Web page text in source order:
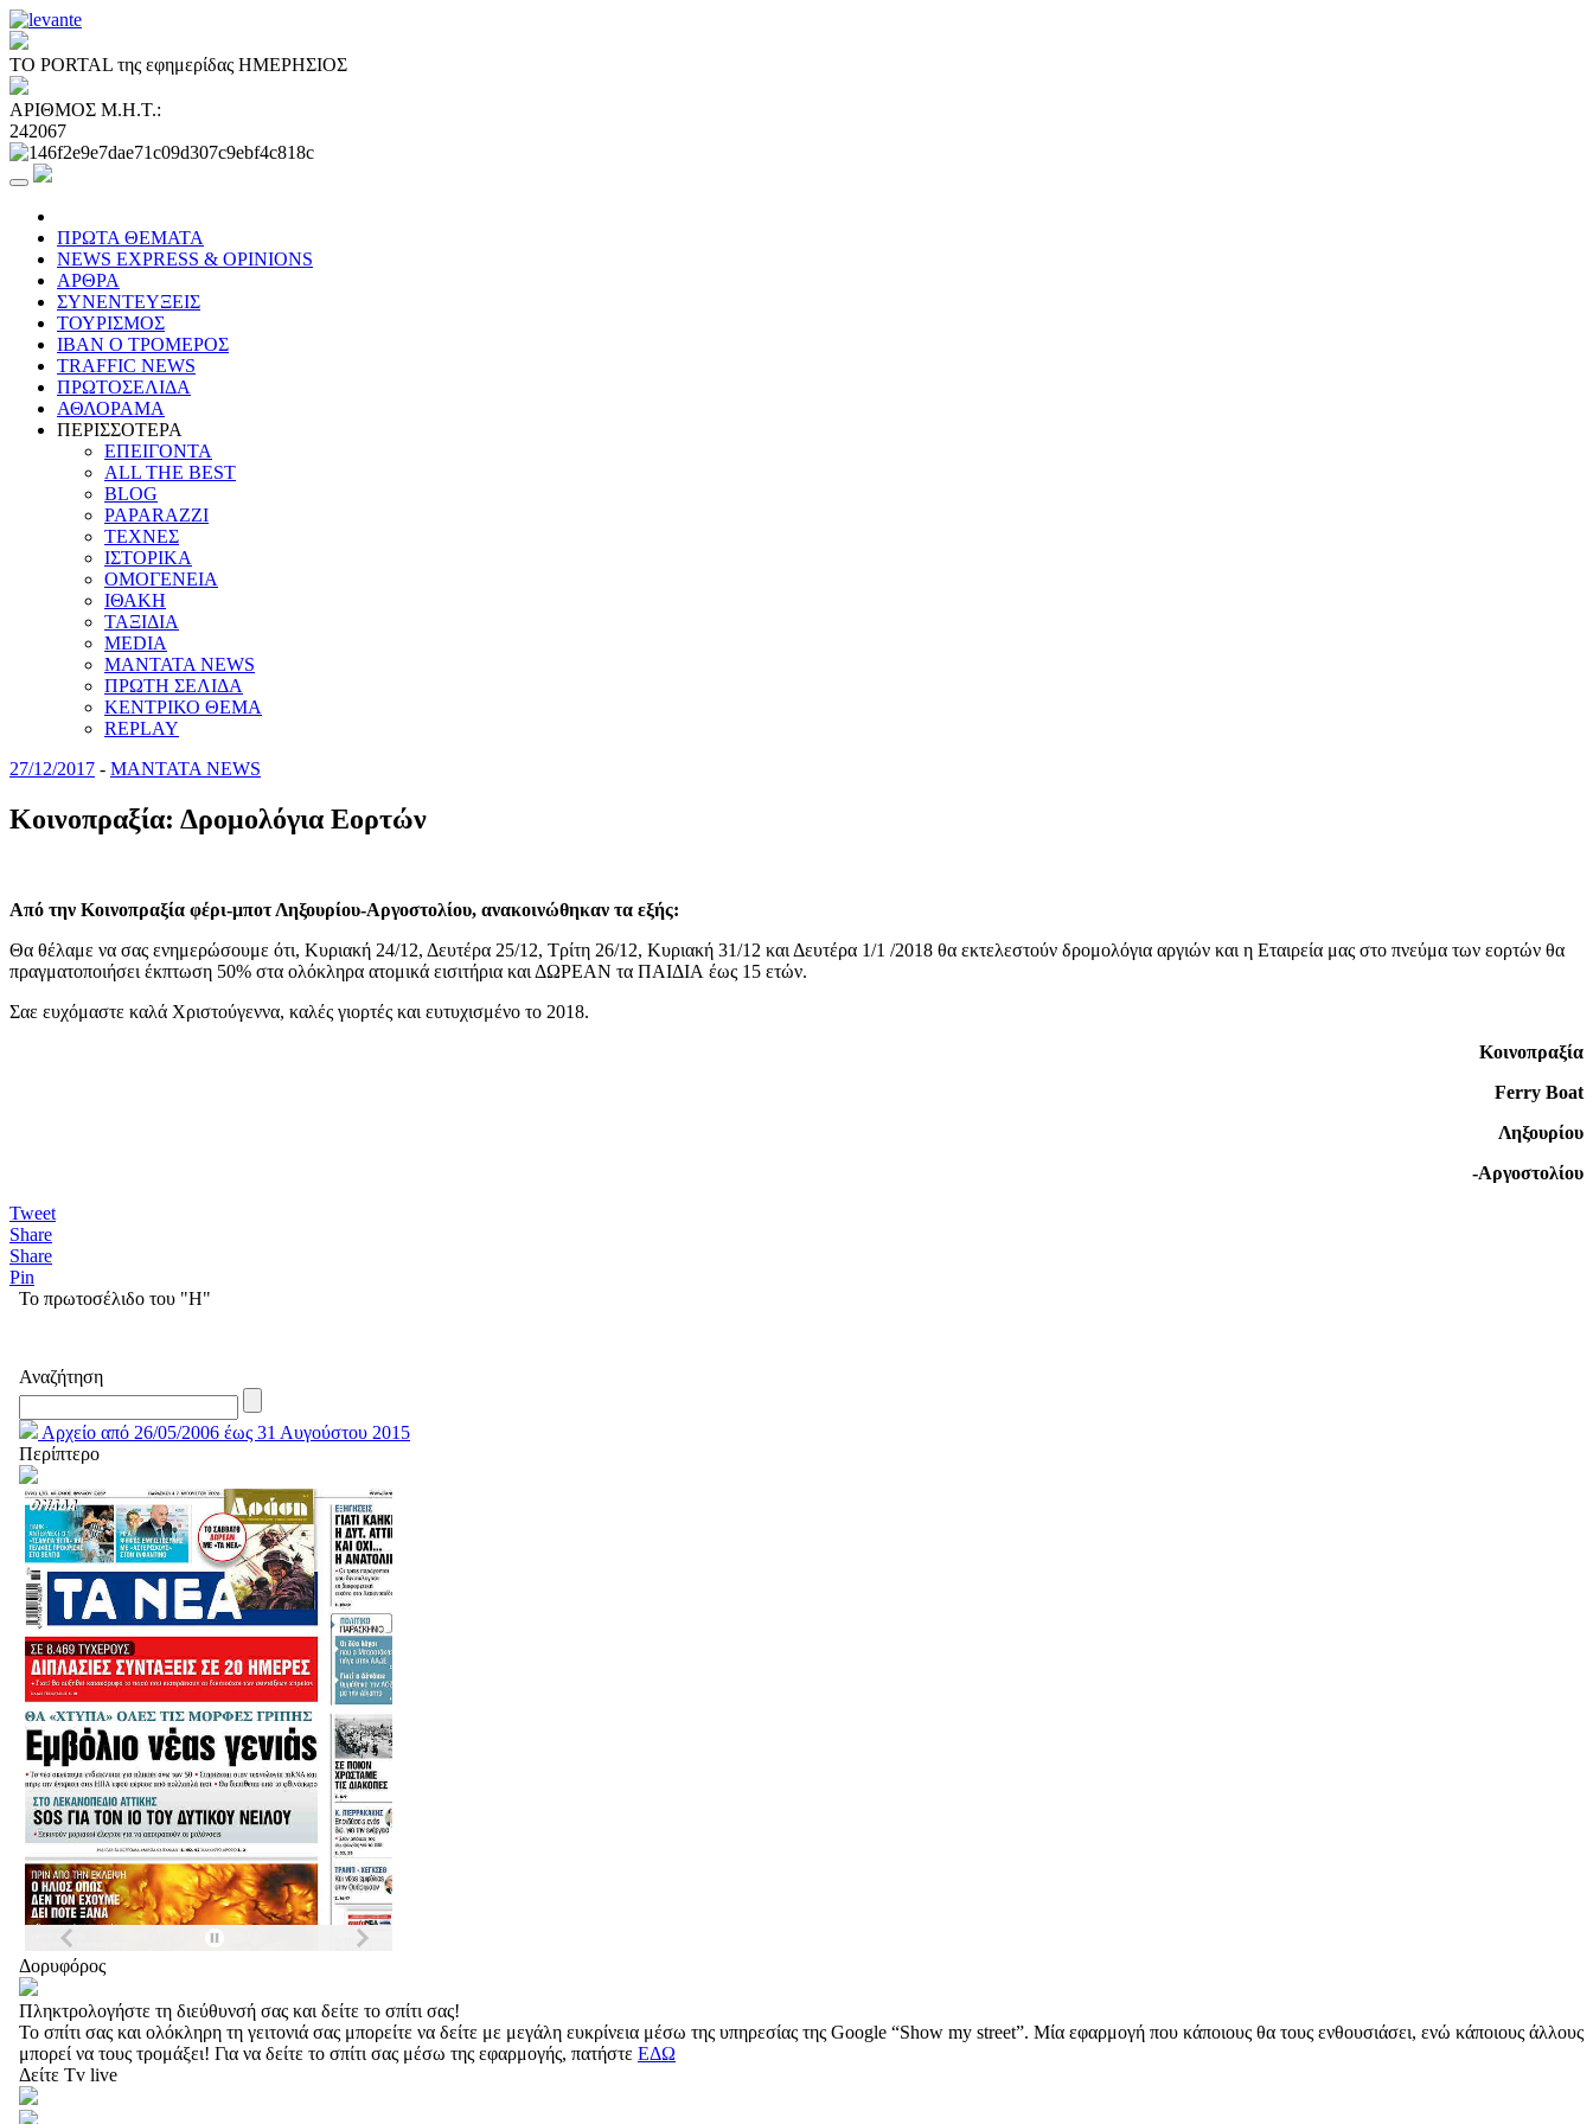
ΤΟ PORTAL της εφημερίδας ΗΜΕΡΗΣΙΟΣ
ΑΡΙΘΜΟΣ Μ.Η.Τ.:
242067
ΠΡΩΤΑ ΘΕΜΑΤΑ
NEWS EXPRESS & OPINIONS
ΑΡΘΡΑ
ΣΥΝΕΝΤΕΥΞΕΙΣ
ΤΟΥΡΙΣΜΟΣ
ΙΒΑΝ Ο ΤΡΟΜΕΡΟΣ
TRAFFIC NEWS
ΠΡΩΤΟΣΕΛΙΔΑ
ΑΘΛΟΡΑΜΑ
ΠΕΡΙΣΣΟΤΕΡΑ
ΕΠΕΙΓΟΝΤΑ
ALL THE BEST
BLOG
PAPARAZZI
ΤΕΧΝΕΣ
ΙΣΤΟΡΙΚΑ
ΟΜΟΓΕΝΕΙΑ
ΙΘΑΚΗ
ΤΑΞΙΔΙΑ
MEDIA
MANTATA NEWS
ΠΡΩΤΗ ΣΕΛΙΔΑ
ΚΕΝΤΡΙΚΟ ΘΕΜΑ
REPLAY
27/12/2017 - MANTATA NEWS
Κοινοπραξία: Δρομολόγια Εορτών
Από την Κοινοπραξία φέρι-μποτ Ληξουρίου-Αργοστολίου, ανακοινώθηκαν τα εξής:
Θα θέλαμε να σας ενημερώσουμε ότι, Κυριακή 24/12, Δευτέρα 25/12, Τρίτη 26/12, Κυριακή 31/12 και Δευτέρα 1/1 /2018 θα εκτελεστούν δρομολόγια αργιών και η Εταιρεία μας στο πνεύμα των εορτών θα
πραγματοποιήσει έκπτωση 50% στα ολόκληρα ατομικά εισιτήρια και ΔΩΡΕΑΝ τα ΠΑΙΔΙΑ έως 15 ετών.
Σαε ευχόμαστε καλά Χριστούγεννα, καλές γιορτές και ευτυχισμένο το 2018.
Κοινοπραξία
Ferry Boat
Ληξουρίου
-Αργοστολίου
Tweet
Share
Share
Pin
Το πρωτοσέλιδο του "Η"
Αναζήτηση
Αρχείο από 26/05/2006 έως 31 Αυγούστου 2015
Περίπτερο
Δορυφόρος
Πληκτρολογήστε τη διεύθυνσή σας και δείτε το σπίτι σας!
Το σπίτι σας και ολόκληρη τη γειτονιά σας μπορείτε να δείτε με μεγάλη ευκρίνεια μέσω της υπηρεσίας της Google “Show my street”. Μία εφαρμογή που κάποιους θα τους ενθουσιάσει, ενώ κάποιους άλλους
μπορεί να τους τρομάξει! Για να δείτε το σπίτι σας μέσω της εφαρμογής, πατήστε ΕΔΩ
Δείτε Tv live